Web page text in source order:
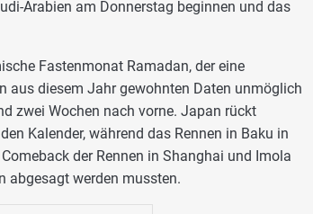
Arabien am Donnerstag beginnen und das
Fastenmonat Ramadan, der eine
aus diesem Jahr gewohnten Daten unmöglich
zwei Wochen nach vorne. Japan rückt
Kalender, während das Rennen in Baku in
der Rennen in Shanghai und Imola
abgesagt werden mussten.